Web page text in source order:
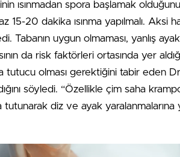
ısınmadan spora başlamak
15-20 dakika ısınma yapılmalı. Aksi
Tabanın uygun olmaması, yanlış
da risk faktörleri ortasında yer
olması gerektiğini tabir eden
söyledi. “Özellikle çim saha
diz ve ayak yaralanmalarına